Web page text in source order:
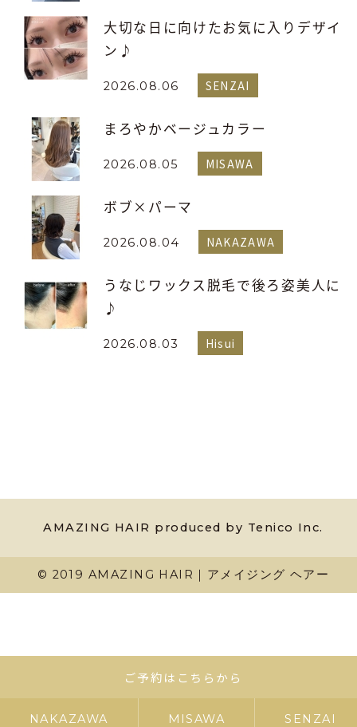
大切な日に向けたお気に入りデザイ
ン♪
2026.08.06 SENZAI
まろやかベージュカラー
2026.08.05 MISAWA
ボブ×パーマ
2026.08.04 NAKAZAWA
うなじワックス脱毛で後ろ姿美人に
♪
2026.08.03 Hisui
AMAZING HAIR produced by Tenico Inc.
© 2019 AMAZING HAIR｜アメイジング ヘアー
ご予約はこちらから
NAKAZAWA MISAWA SENZAI